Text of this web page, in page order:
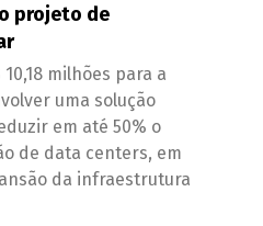
projeto de
milhões para a
uma solução
em até 50% o
de data centers, em
da infraestrutura